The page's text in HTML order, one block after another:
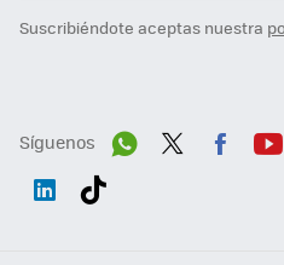
Suscribiéndote aceptas nuestra
Síguenos